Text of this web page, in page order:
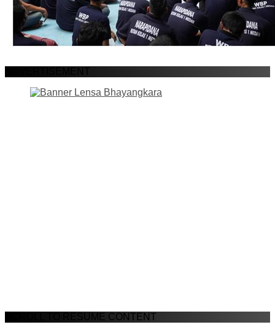
ADVERTISEMENT
SCROLL TO RESUME CONTENT